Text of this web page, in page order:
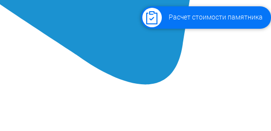
Расчет стоимости памятника